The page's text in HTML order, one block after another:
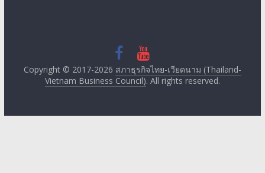
Copyright © 2017-2026 สภาธุรกิจไทย-เวียดนาม (Thailand-
Vietnam Business Council). All rights reserved.